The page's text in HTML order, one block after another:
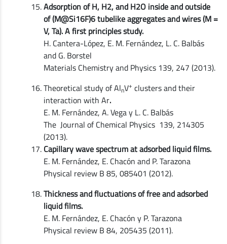
Adsorption of H, H2, and H2O inside and outside
of (M@Si16F)6 tubelike aggregates and wires (M =
V, Ta). A first principles study.
H. Cantera-López, E. M. Fernández, L. C. Balbás
and G. Borstel
Materials Chemistry and Physics 139, 247 (2013).
Theoretical study of AlnV+ clusters and their
interaction with Ar.
E. M. Fernández, A. Vega y L. C. Balbás
The Journal of Chemical Physics 139, 214305
(2013).
Capillary wave spectrum at adsorbed liquid films.
E. M. Fernández, E. Chacón and P. Tarazona
Physical review B 85, 085401 (2012).
Thickness and fluctuations of free and adsorbed
liquid films.
E. M. Fernández, E. Chacón y P. Tarazona
Physical review B 84, 205435 (2011).